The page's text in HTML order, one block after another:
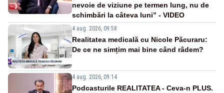
nevoie de viziune pe termen lung, nu de
schimbări la câteva luni” - VIDEO
4 aug. 2026, 09:58
Realitatea medicală cu Nicole Păcuraru:
De ce ne simțim mai bine când râdem?
4 aug. 2026, 09:14
Podcasturile REALITATEA - Ceva-n PLUS.